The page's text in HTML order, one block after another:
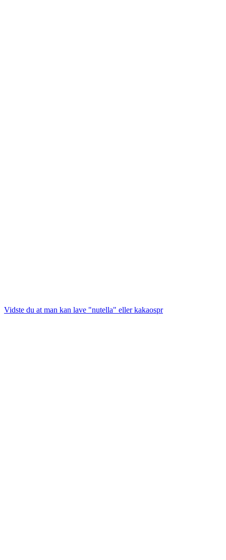
Vidste du at man kan lave "nutella" eller kakaospr